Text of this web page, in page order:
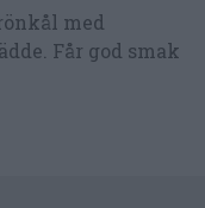
med
Får god smak